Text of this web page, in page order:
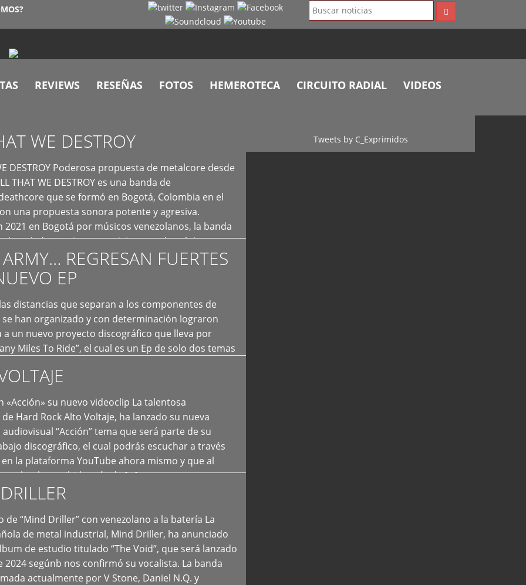
REVIEWS RESEÑAS FOTOS HEMEROTECA CIRCUITO RADIAL VIDEOS
WE DESTROY
DESTROY Poderosa propuesta de metalcore desde
THAT WE DESTROY es una banda de
que se formó en Bogotá, Colombia en el
una propuesta sonora potente y agresiva.
2021 en Bogotá por músicos venezolanos, la banda
demoledores, ritmos vertiginosos y breakdowns
creando […]REGRESAN FUERTES
EP
distancias que separan a los componentes de
se han organizado y con determinación lograron
a un nuevo proyecto discográfico que lleva por
Miles To Ride”, el cual es un Ep de solo dos temas
[…]
«Acción» su nuevo videoclip La talentosa
Hard Rock Alto Voltaje, ha lanzado su nueva
“Acción” tema que será parte de su
discográfico, el cual podrás escuchar a través
la plataforma YouTube ahora mismo y que al
ya ha recibido más de […]
de “Mind Driller” con venezolano a la batería La
de metal industrial, Mind Driller, ha anunciado
de estudio titulado “The Void”, que será lanzado
2024 segúnb nos confirmó su vocalista. La banda
actualmente por V Stone, Daniel N.Q. y
Tweets by C_Exprimidos